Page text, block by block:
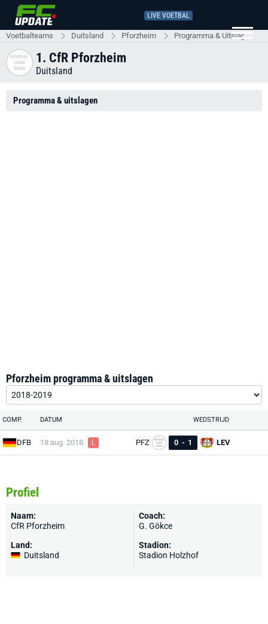
LIVE VOETBAL
Voetbalteams Duitsland Pforzheim Programma & Uitslagen
1. CfR Pforzheim
Duitsland
Programma & uitslagen
Pforzheim programma & uitslagen
COMP. DATUM WEDSTRIJD
DFB 18 aug. 2018 L PFZ 0 - 1 LEV
Profiel
Naam:
CfR Pforzheim
Land:
Duitsland
Coach:
G. Gökce
Stadion:
Stadion Holzhof